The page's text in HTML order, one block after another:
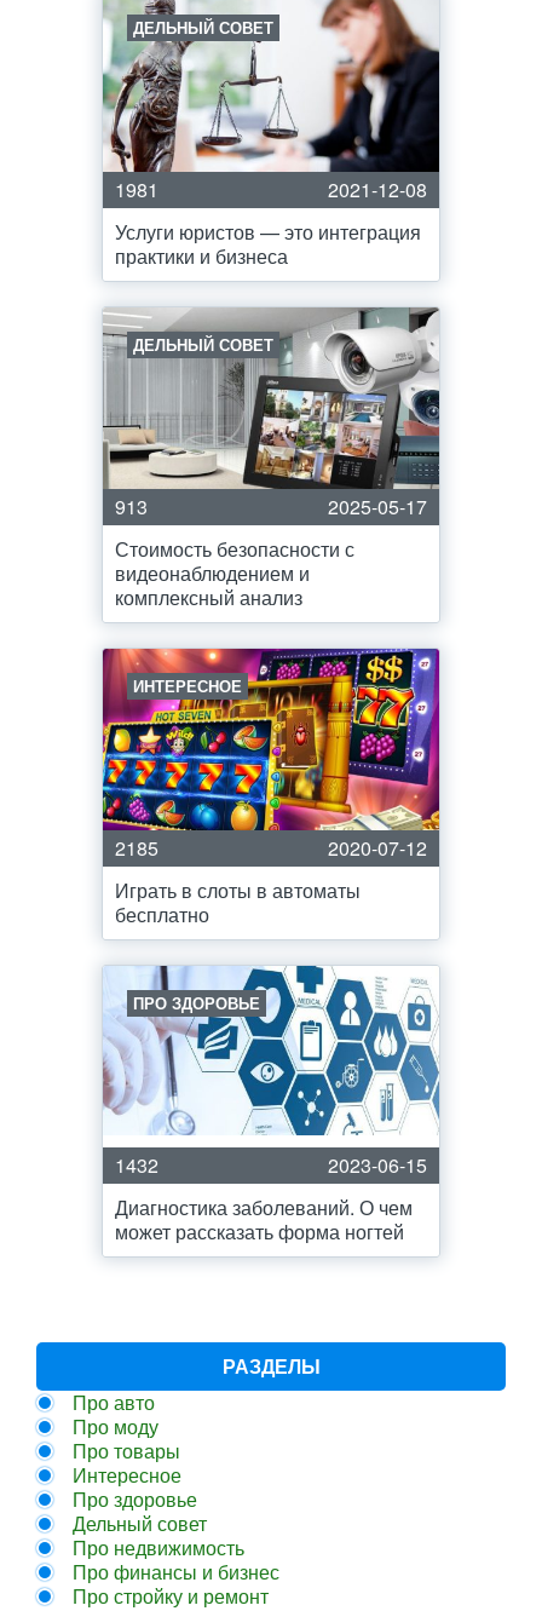
ДЕЛЬНЫЙ СОВЕТ
1981
2021-12-08
Услуги юристов — это интеграция
практики и бизнеса
ДЕЛЬНЫЙ СОВЕТ
913
2025-05-17
Стоимость безопасности с
видеонаблюдением и
комплексный анализ
ИНТЕРЕСНОЕ
2185
2020-07-12
Играть в слоты в автоматы
бесплатно
ПРО ЗДОРОВЬЕ
1432
2023-06-15
Диагностика заболеваний. О чем
может рассказать форма ногтей
РАЗДЕЛЫ
Про авто
Про моду
Про товары
Интересное
Про здоровье
Дельный совет
Про недвижимость
Про финансы и бизнес
Про стройку и ремонт